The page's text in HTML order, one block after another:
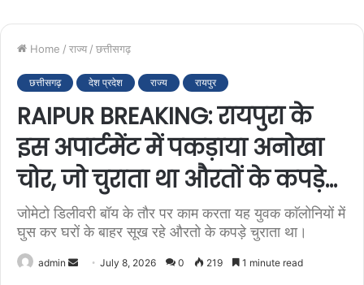
Home / राज्य / छत्तीसगढ़
छत्तीसगढ़ देश प्रदेश राज्य रायपुर
RAIPUR BREAKING: रायपुरा के
इस अपार्टमेंट में पकड़ाया अनोखा
चोर, जो चुराता था औरतों के कपड़े…
जोमेटो डिलीवरी बॉय के तौर पर काम करता यह युवक काॅलोनियों में
घुस कर घरों के बाहर सूख रहे औरतो के कपड़े चुराता था।
admin
SendJuly 8, 2026 0 219 1 minute read